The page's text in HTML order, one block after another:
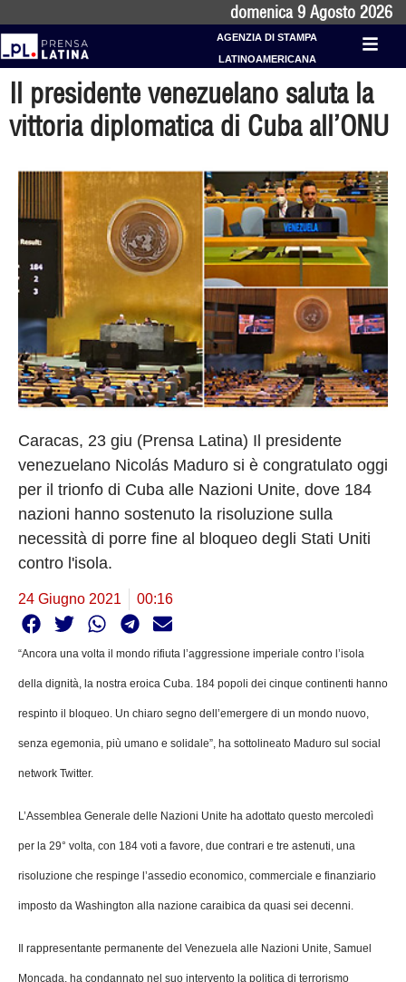
domenica 9 Agosto 2026
AGENZIA DI STAMPA
LATINOAMERICANA
Il presidente venezuelano saluta la
vittoria diplomatica di Cuba all’ONU
Caracas, 23 giu (Prensa Latina) Il presidente
venezuelano Nicolás Maduro si è congratulato oggi
per il trionfo di Cuba alle Nazioni Unite, dove 184
nazioni hanno sostenuto la risoluzione sulla
necessità di porre fine al bloqueo degli Stati Uniti
contro l'isola.
24 Giugno 2021 00:16
“Ancora una volta il mondo rifiuta l’aggressione imperiale contro l’isola
della dignità, la nostra eroica Cuba. 184 popoli dei cinque continenti hanno
respinto il bloqueo. Un chiaro segno dell’emergere di un mondo nuovo,
senza egemonia, più umano e solidale”, ha sottolineato Maduro sul social
network Twitter.
L’Assemblea Generale delle Nazioni Unite ha adottato questo mercoledì
per la 29° volta, con 184 voti a favore, due contrari e tre astenuti, una
risoluzione che respinge l’assedio economico, commerciale e finanziario
imposto da Washington alla nazione caraibica da quasi sei decenni.
Il rappresentante permanente del Venezuela alle Nazioni Unite, Samuel
Moncada, ha condannato nel suo intervento la politica di terrorismo